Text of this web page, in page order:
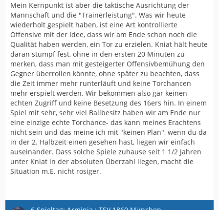
Wie soll denn das aussehen? Becker und Kania? Die
stehen sich doch dann gegenseitig auf den Füßen.
Dafür sind sich beide zu ähnlich. Und jemand anders
der hängende Spitze spielen kann, sehe ich bei uns im
Kader auch nicht. Vielleicht wird man das aber mit
Hilterman ab und an mal sehen. Grade zum Ende hin,
wenn man das Spiel entscheiden will. Zumal macht man
solch eine Umstellung auch nicht ohne das vorher zu
trainieren. Und das wird, so vermute ich, zurecht nicht
trainiert, weil man endlich erkannt hat, dass man
erstmal überhaupt ein System/Taktik etablieren sollte,
bevor man was neues anfängt! Das hatten wir letzten
Winter und ist komplett in die Hose gegangen!
Ich bin auch frustriert ob des bescheuerten Gegentors
und den meiner Meinung nach falschen Wechseln. Aber
dem Trainerteam hier "keinen Plan" vorzuwerfen und
zwei Spielern die heute wirklich ordentlich gespielt
Mein Kernpunkt ist aber die taktische Ausrichtung der
Mannschaft und die "Trainerleistung". Was wir heute
wiederholt gespielt haben, ist eine Art kontrollierte
Offensive mit der Idee, dass wir am Ende schon noch die
Qualität haben werden, ein Tor zu erzielen. Kniat hält heute
daran stumpf fest, ohne in den ersten 20 Minuten zu
merken, dass man mit gesteigerter Offensivbemühung den
Gegner überrollen könnte, ohne später zu beachten, dass
die Zeit immer mehr runterläuft und keine Torchancen
mehr erspielt werden. Wir bekommen also gar keinen
echten Zugriff und keine Besetzung des 16ers hin. In einem
Spiel mit sehr, sehr viel Ballbesitz haben wir am Ende nur
eine einzige echte Torchance- das kann meines Erachtens
nicht sein und das meine ich mit "keinen Plan", wenn du da
in der 2. Halbzeit einen gesehen hast, liegen wir einfach
auseinander. Dass solche Spiele zuhause seit 1 1/2 Jahren
unter Kniat in der absoluten Überzahl liegen, macht die
Situation m.E. nicht rosiger.